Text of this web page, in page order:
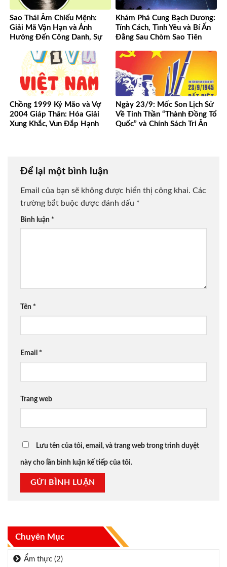
Chuyên Mục
Ẩm thực (2)
Sao Thái Âm Chiếu Mệnh:
Giải Mã Vận Hạn và Ảnh
Hưởng Đến Công Danh, Sự
Khám Phá Cung Bạch Dương:
Tính Cách, Tình Yêu và Bí Ẩn
Đằng Sau Chòm Sao Tiên
Chồng 1999 Kỷ Mão và Vợ
2004 Giáp Thân: Hóa Giải
Xung Khắc, Vun Đắp Hạnh
Ngày 23/9: Mốc Son Lịch Sử
Về Tinh Thần “Thành Đồng Tổ
Quốc” và Chính Sách Tri Ân
Để lại một bình luận
Email của bạn sẽ không được hiển thị công khai. Các
trường bắt buộc được đánh dấu *
Bình luận *
Tên *
Email *
Trang web
Lưu tên của tôi, email, và trang web trong trình duyệt
này cho lần bình luận kế tiếp của tôi.